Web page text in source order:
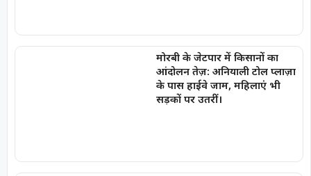
मोरबी के जेटपार में किसानों का
आंदोलन तेज़: अनियाली टोल प्लाज़ा
के पास हाईवे जाम, महिलाएं भी
सड़कों पर उतरीं।